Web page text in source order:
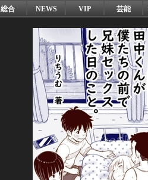
総合 NEWS VIP 芸能